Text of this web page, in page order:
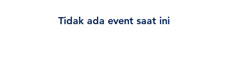
Tidak ada event saat ini